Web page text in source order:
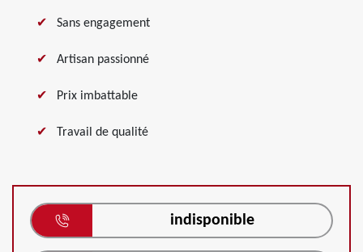
Sans engagement
Artisan passionné
Prix imbattable
Travail de qualité
indisponible